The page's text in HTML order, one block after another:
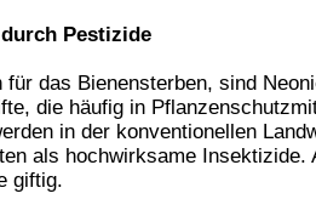
Pestizide
für das Bienensterben, sind
die häufig in
in der konventionellen
als hochwirksame Insektizide.
giftig.